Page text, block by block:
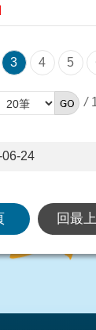
3 4 5
/
24
回最